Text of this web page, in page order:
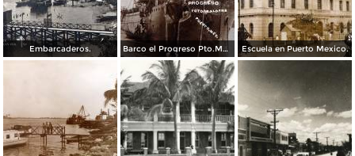
Embarcaderos. Barco el Progreso Pto.Mexico. Escuela en Puerto Mexico.